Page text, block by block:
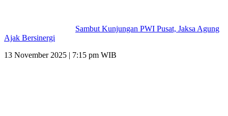
Sambut Kunjungan PWI Pusat, Jaksa Agung
Ajak Bersinergi
13 November 2025 | 7:15 pm WIB